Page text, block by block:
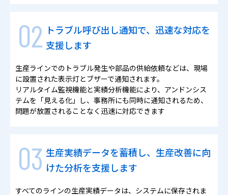
トラブル呼び出し通知で、迅速な対応を
支援します
生産ラインでのトラブル発生や部品の供給依頼などは、現場
に設置された表示灯とブザーで通知されます。
リアルタイム監視機能と実績分析機能により、アンドンシス
テムを「見える化」し、事務所にも同時に通知されるため、
問題が放置されることなく迅速に対応できます
生産実績データを蓄積し、生産改善に向
けた分析を支援します
すべてのラインの生産実績データは、システムに保存されま